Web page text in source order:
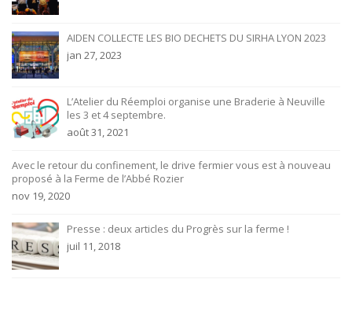
AIDEN COLLECTE LES BIO DECHETS DU SIRHA LYON 2023
jan 27, 2023
L’Atelier du Réemploi organise une Braderie à Neuville
les 3 et 4 septembre.
août 31, 2021
Avec le retour du confinement, le drive fermier vous est à nouveau
proposé à la Ferme de l’Abbé Rozier
nov 19, 2020
Presse : deux articles du Progrès sur la ferme !
juil 11, 2018